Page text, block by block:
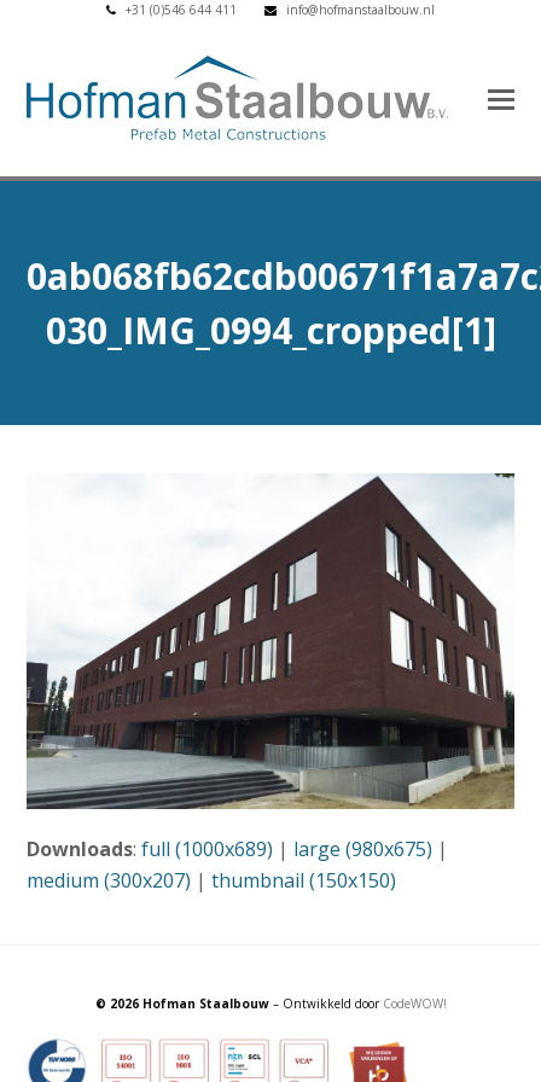
+31 (0)546 644 411 info@hofmanstaalbouw.nl
030_IMG_0994_cropped[1]
Downloads:full (1000x689) | large (980x675) |
medium (300x207) |thumbnail (150x150)
© 2026 Hofman Staalbouw– Ontwikkeld door CodeWOW!